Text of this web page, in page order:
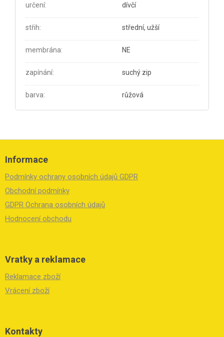
určení: dívčí
střih: střední, užší
membrána: NE
zapínání: suchý zip
barva: růžová
Z
Informace
Podmínky ochrany osobních údajů GDPR
Obchodní podmínky
GDPR Ochrana osobních údajů
Hodnocení obchodu
Vratky a reklamace
Reklamace zboží
Vrácení zboží
Kontakty